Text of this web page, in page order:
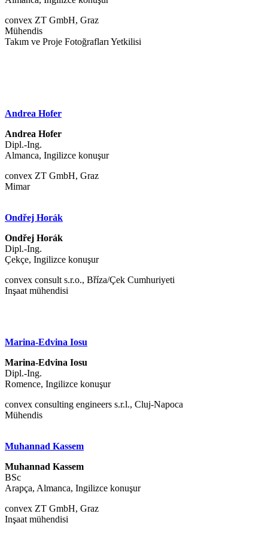
convex ZT GmbH, Graz
Mühendis
Takım ve Proje Fotoğrafları Yetkilisi
Andrea Hofer
Andrea Hofer
Dipl.-Ing.
Almanca, Ingilizce konuşur
convex ZT GmbH, Graz
Mimar
Ondřej Horák
Ondřej Horák
Dipl.-Ing.
Çekçe, Ingilizce konuşur
convex consult s.r.o., Bříza/Çek Cumhuriyeti
Inşaat mühendisi
Marina-Edvina Iosu
Marina-Edvina Iosu
Dipl.-Ing.
Romence, Ingilizce konuşur
convex consulting engineers s.r.l., Cluj-Napoca
Mühendis
Muhannad Kassem
Muhannad Kassem
BSc
Arapça, Almanca, Ingilizce konuşur
convex ZT GmbH, Graz
Inşaat mühendisi